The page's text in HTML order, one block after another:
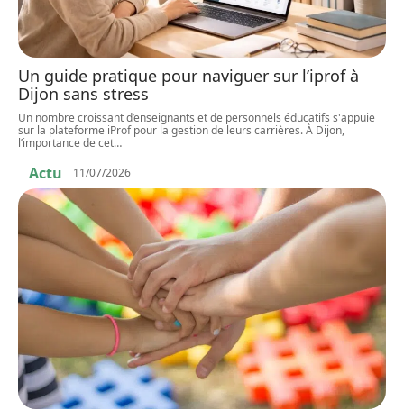
Un guide pratique pour naviguer sur l’iprof à
Dijon sans stress
Un nombre croissant d’enseignants et de personnels éducatifs s'appuie
sur la plateforme iProf pour la gestion de leurs carrières. À Dijon,
l’importance de cet…
Actu 11/07/2026